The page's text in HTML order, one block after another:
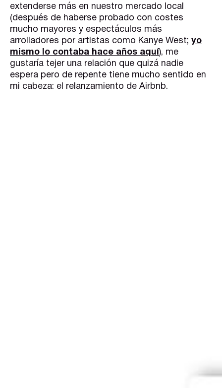
extenderse más en nuestro mercado local
(después de haberse probado con costes
mucho mayores y espectáculos más
arrolladores por artistas como Kanye West; yo
mismo lo contaba hace años aquí), me
gustaría tejer una relación que quizá nadie
espera pero de repente tiene mucho sentido en
mi cabeza: el relanzamiento de Airbnb.